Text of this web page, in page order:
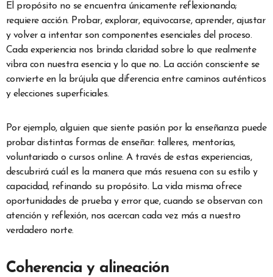
El propósito no se encuentra únicamente reflexionando;
requiere acción. Probar, explorar, equivocarse, aprender, ajustar
y volver a intentar son componentes esenciales del proceso.
Cada experiencia nos brinda claridad sobre lo que realmente
vibra con nuestra esencia y lo que no. La acción consciente se
convierte en la brújula que diferencia entre caminos auténticos
y elecciones superficiales.
Por ejemplo, alguien que siente pasión por la enseñanza puede
probar distintas formas de enseñar: talleres, mentorías,
voluntariado o cursos online. A través de estas experiencias,
descubrirá cuál es la manera que más resuena con su estilo y
capacidad, refinando su propósito. La vida misma ofrece
oportunidades de prueba y error que, cuando se observan con
atención y reflexión, nos acercan cada vez más a nuestro
verdadero norte.
Coherencia y alineación